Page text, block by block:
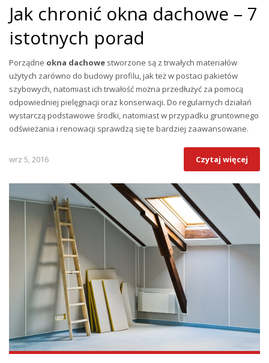
Jak chronić okna dachowe – 7
istotnych porad
Porządne okna dachowe stworzone są z trwałych materiałów
użytych zarówno do budowy profilu, jak też w postaci pakietów
szybowych, natomiast ich trwałość można przedłużyć za pomocą
odpowiedniej pielęgnacji oraz konserwacji. Do regularnych działań
wystarczą podstawowe środki, natomiast w przypadku gruntownego
odświeżania i renowacji sprawdzą się te bardziej zaawansowane.
wrz 5, 2016 Czytaj więcej